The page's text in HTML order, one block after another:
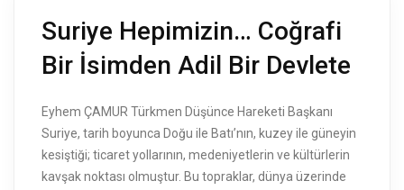
Suriye Hepimizin… Coğrafi
Bir İsimden Adil Bir Devlete
Eyhem ÇAMUR Türkmen Düşünce Hareketi Başkanı
Suriye, tarih boyunca Doğu ile Batı’nın, kuzey ile güneyin
kesiştiği; ticaret yollarının, medeniyetlerin ve kültürlerin
kavşak noktası olmuştur. Bu topraklar, dünya üzerinde